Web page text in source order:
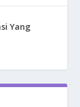
Yang